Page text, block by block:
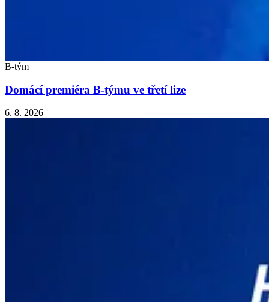
B-tým
Domácí premiéra B-týmu ve třetí lize
6. 8. 2026